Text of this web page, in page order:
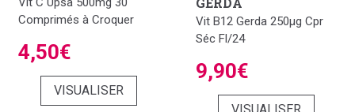
Comprimés à Croquer
4,50€
VISUALISER
Vit B12 Gerda 250µg Cpr
Séc Fl/24
9,90€